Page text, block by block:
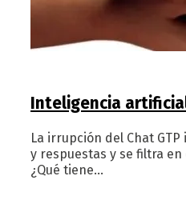
Inteligencia
La irrupción del Chat
y respuestas y se filtra
¿Qué tiene…